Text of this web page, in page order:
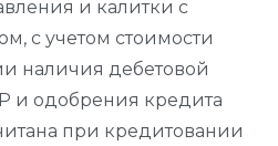
и калитки с
с учетом стоимости
наличия дебетовой
и одобрения кредита
при кредитовании